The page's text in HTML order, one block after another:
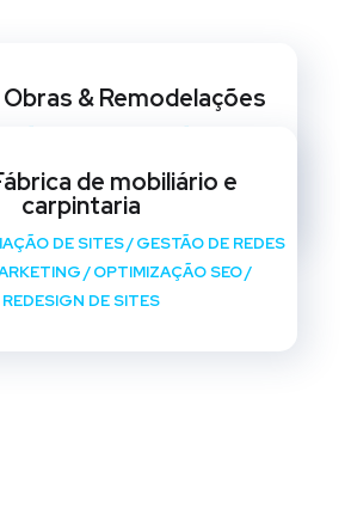
Obras & Remodelações
REDESIGN DE SITESde mobiliário e
carpintaria
DE SITES/GESTÃO DE REDES
/OPTIMIZAÇÃO SEO/
REDESIGN DE SITES